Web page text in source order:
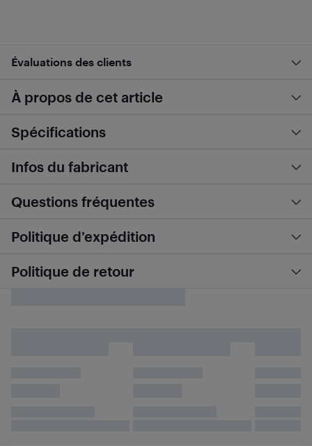
Évaluations des clients
À propos de cet article
Spécifications
Infos du fabricant
Questions fréquentes
Politique d’expédition
Politique de retour